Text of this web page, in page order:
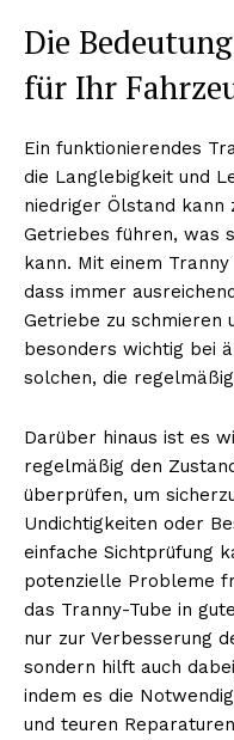
Die
für Ihr
Ein funktionierendes
die Langlebigkeit und
niedriger Ölstand kann
Getriebes führen, was
kann. Mit einem
dass immer
Getriebe zu schmieren
besonders wichtig bei
solchen, die
Darüber hinaus ist es
regelmäßig den
überprüfen, um
Undichtigkeiten oder
einfache Sichtprüfung
potenzielle Probleme
das Tranny-Tube in
nur zur Verbesserung
sondern hilft auch
indem es die
und teuren